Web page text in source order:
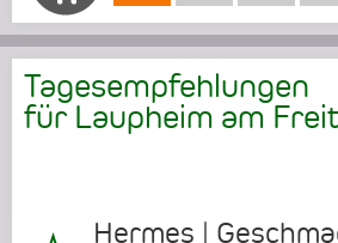
Tagesempfehlungen
für Laupheim am
Hermes |